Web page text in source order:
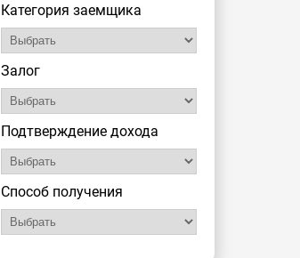
Категория заемщика
Залог
Подтверждение дохода
Способ получения